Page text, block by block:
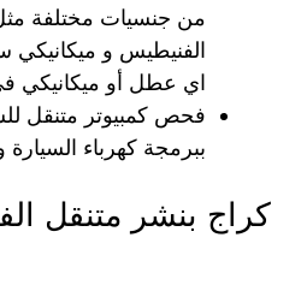
من جنسيات مختلفة
الفنيطيس و ميكانيكي
اي عطل أو ميكانيكي
فحص كمبيوتر متنقل
ببرمجة كهرباء
كراج بنشر متنقل